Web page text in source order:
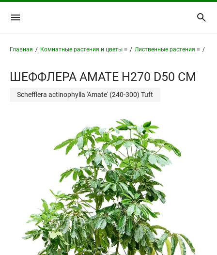
Главная / Комнатные растения и цветы ≡ / Лиственные растения ≡ /
ШЕФФЛЕРА АМАТЕ H270 D50 СМ
Schefflera actinophylla 'Amate' (240-300) Tuft